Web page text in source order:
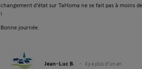
changement d'état sur TaHoma ne se fait pas à moins
!
Bonne journée.
Jean-Luc B. il y a plus d'un an